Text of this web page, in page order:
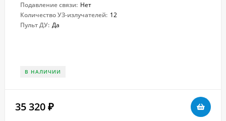
Подавление связи: Нет
Количество УЗ-излучателей: 12
Пульт ДУ: Да
В НАЛИЧИИ
35 320 ₽